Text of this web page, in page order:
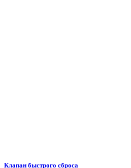
Клапан быстрого сброса